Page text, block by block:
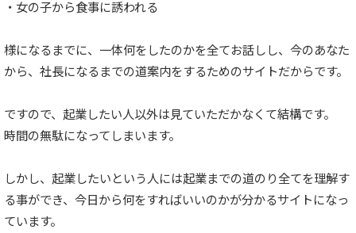
・女の子から食事に誘われる
様になるまでに、一体何をしたのかを全てお話しし、今のあなた
から、社長になるまでの道案内をするためのサイトだからです。
ですので、起業したい人以外は見ていただかなくて結構です。
時間の無駄になってしまいます。
しかし、起業したいという人には起業までの道のり全てを理解す
る事ができ、今日から何をすればいいのかが分かるサイトになっ
ています。